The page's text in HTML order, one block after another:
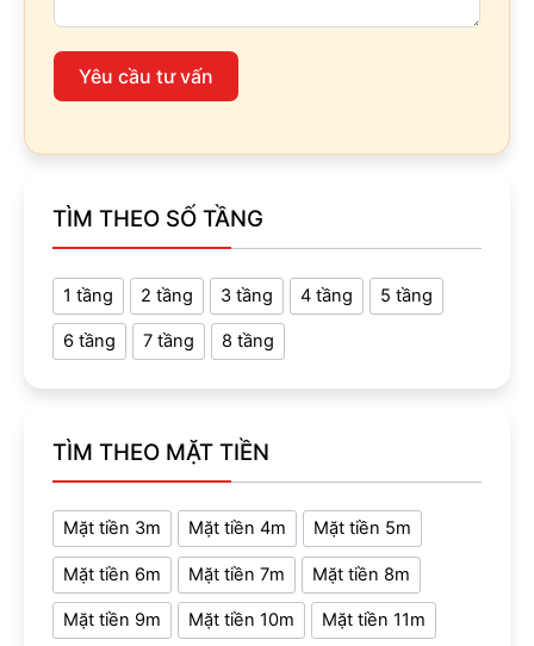
Yêu cầu tư vấn
TÌM THEO SỐ TẦNG
1 tầng 2 tầng 3 tầng 4 tầng 5 tầng
6 tầng 7 tầng 8 tầng
TÌM THEO MẶT TIỀN
Mặt tiền 3m Mặt tiền 4m Mặt tiền 5m
Mặt tiền 6m Mặt tiền 7m Mặt tiền 8m
Mặt tiền 9m Mặt tiền 10m Mặt tiền 11m